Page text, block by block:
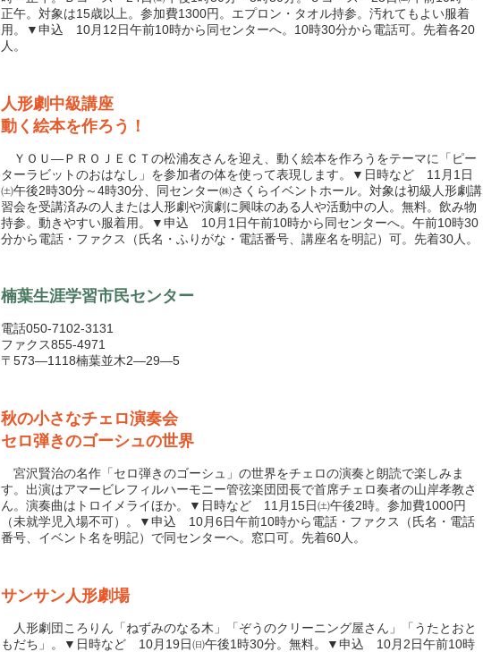
正午。対象は15歳以上。参加費1300円。エプロン・タオル持参。汚れてもよい服着
用。▼申込 10月12日午前10時から同センターへ。10時30分から電話可。先着各20
人。
人形劇中級講座
動く絵本を作ろう！
ＹＯＵ―ＰＲＯＪＥＣＴの松浦友さんを迎え、動く絵本を作ろうをテーマに「ピー
ターラビットのおはなし」を参加者の体を使って表現します。▼日時など 11月1日
㈯午後2時30分～4時30分、同センター㈱さくらイベントホール。対象は初級人形劇講
習会を受講済みの人または人形劇や演劇に興味のある人や活動中の人。無料。飲み物
持参。動きやすい服着用。▼申込 10月1日午前10時から同センターへ。午前10時30
分から電話・ファクス（氏名・ふりがな・電話番号、講座名を明記）可。先着30人。
楠葉生涯学習市民センター
電話050-7102-3131
ファクス855-4971
〒573―1118楠葉並木2―29―5
秋の小さなチェロ演奏会
セロ弾きのゴーシュの世界
宮沢賢治の名作「セロ弾きのゴーシュ」の世界をチェロの演奏と朗読で楽しみま
す。出演はアマービレフィルハーモニー管弦楽団団長で首席チェロ奏者の山岸孝教さ
ん。演奏曲はトロイメライほか。▼日時など 11月15日㈯午後2時。参加費1000円
（未就学児入場不可）。▼申込 10月6日午前10時から電話・ファクス（氏名・電話
番号、イベント名を明記）で同センターへ。窓口可。先着60人。
サンサン人形劇場
人形劇団ころりん「ねずみのなる木」「ぞうのクリーニング屋さん」「うたとおと
もだち」。▼日時など 10月19日㈰午後1時30分。無料。▼申込 10月2日午前10時